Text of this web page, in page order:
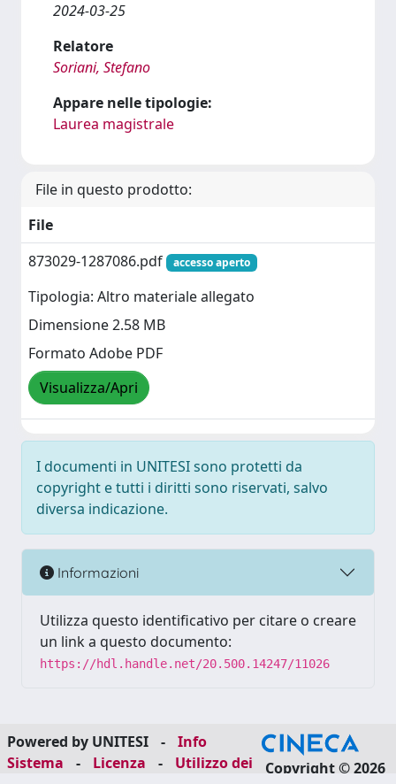
2024-03-25
Relatore
Soriani, Stefano
Appare nelle tipologie:
Laurea magistrale
File in questo prodotto:
File
873029-1287086.pdf
accesso aperto
Tipologia: Altro materiale allegato
Dimensione 2.58 MB
Formato Adobe PDF
Visualizza/Apri
I documenti in UNITESI sono protetti da
copyright e tutti i diritti sono riservati, salvo
diversa indicazione.
Informazioni
Utilizza questo identificativo per citare o creare
un link a questo documento:
https://hdl.handle.net/20.500.14247/11026
Powered by UNITESI -
Info
Sistema
- Licenza -
Utilizzo dei
Copyright © 2026